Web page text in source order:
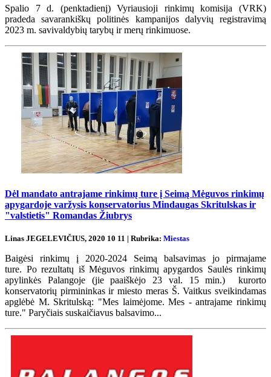
Spalio 7 d. (penktadienį) Vyriausioji rinkimų komisija (VRK)
pradeda savarankiškų politinės kampanijos dalyvių registravimą
2023 m. savivaldybių tarybų ir merų rinkimuose.
Dėl mandato antrajame rinkimų ture į Seimą Mėguvos rinkimų
apygardoje varžysis konservatorius Mindaugas Skritulskas ir
"valstietis" Romandas Žiubrys
Linas JEGELEVIČIUS, 2020 10 11 | Rubrika: Miestas
Baigėsi rinkimų į 2020-2024 Seimą balsavimas jo pirmajame
ture. Po rezultatų iš Mėguvos rinkimų apygardos Saulės rinkimų
apylinkės Palangoje (jie paaiškėjo 23 val. 15 min.) kurorto
konservatorių pirmininkas ir miesto meras Š. Vaitkus sveikindamas
apglėbė M. Skritulską: "Mes laimėjome. Mes - antrajame rinkimų
ture." Paryčiais suskaičiavus balsavimo...